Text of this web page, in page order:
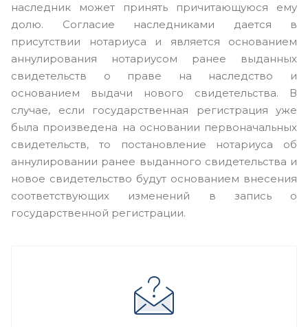
наследник может принять причитающуюся ему
долю. Согласие наследниками дается в
присутствии нотариуса и является основанием
аннулирования нотариусом ранее выданных
свидетельств о праве на наследство и
основанием выдачи нового свидетельства. В
случае, если государственная регистрация уже
была произведена на основании первоначальных
свидетельств, то постановление нотариуса об
аннулировании ранее выданного свидетельства и
новое свидетельство будут основанием внесения
соответствующих изменений в запись о
государственной регистрации.